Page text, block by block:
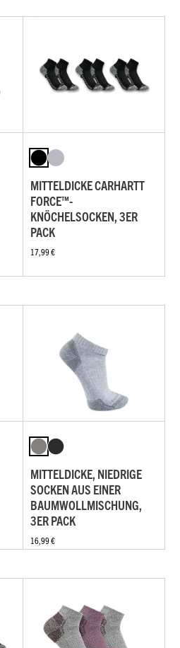
MITTELDICKE CARHARTT
FORCE™-
KNÖCHELSOCKEN, 3ER
PACK
17,99 €
MITTELDICKE, NIEDRIGE
SOCKEN AUS EINER
BAUMWOLLMISCHUNG,
3ER PACK
16,99 €